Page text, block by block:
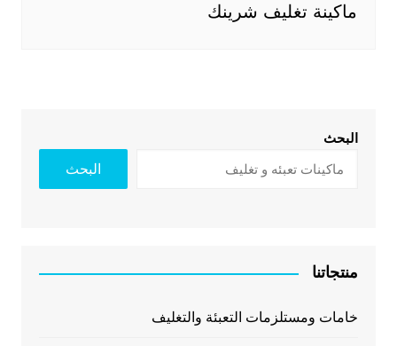
ماكينة تغليف شرينك
البحث
البحث
منتجاتنا
خامات ومستلزمات التعبئة والتغليف